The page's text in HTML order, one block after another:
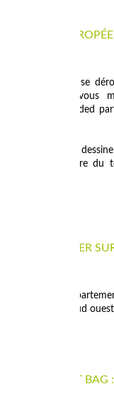
SEMAINE
a SEDD 2021 se
l’occasion de vous
comment le Syded
Cet avenir se
chaque structure du
LE LOT, LEADER
Le Lot est le
dans le grand sud
LE GOURMET